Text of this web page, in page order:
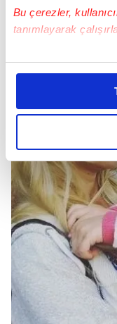
Bu çerezler,
tanımlayarak
Bu çerezlere izin
daha iyi reklam
amacımızın size
olduğunu ve sizlere
elimizden gelen
reklamların
kalemimiz olduğunu
Her halükârda,
takdirde,
gösterilmeyecektir."
Sizlere daha iyi bir
Sitemizde
kullanılmaktadır.